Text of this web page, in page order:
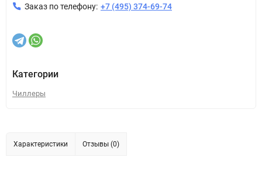
Заказ по телефону: +7 (495) 374-69-74
Категории
Чиллеры
Характеристики Отзывы (0)